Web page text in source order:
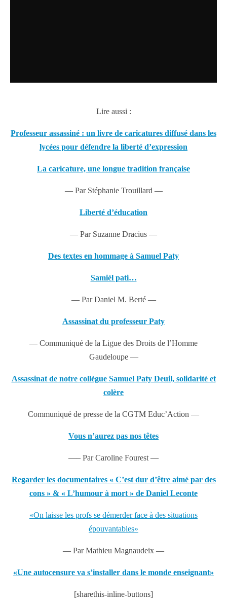
Lire aussi :
Professeur assassiné : un livre de caricatures diffusé dans les
lycées pour défendre la liberté d’expression
La caricature, une longue tradition française
— Par Stéphanie Trouillard —
Liberté d’éducation
— Par Suzanne Dracius —
Des textes en hommage à Samuel Paty
Samièl pati…
— Par Daniel M. Berté —
Assassinat du professeur Paty
— Communiqué de la Ligue des Droits de l’Homme
Gaudeloupe —
Assassinat de notre collègue Samuel Paty Deuil, solidarité et
colère
Communiqué de presse de la CGTM Educ’Action —
Vous n’aurez pas nos têtes
—– Par Caroline Fourest —
Regarder les documentaires « C’est dur d’être aimé par des
cons » & « L’humour à mort » de Daniel Leconte
«On laisse les profs se démerder face à des situations
épouvantables»
— Par Mathieu Magnaudeix —
«Une autocensure va s’installer dans le monde enseignant»
[sharethis-inline-buttons]